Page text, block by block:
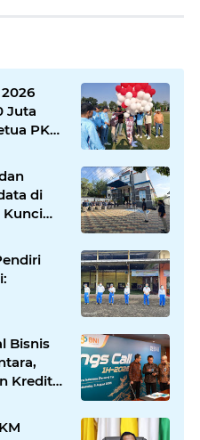
Juta
PKDI
untuk
di
Kunci
Bisnis
Kredit